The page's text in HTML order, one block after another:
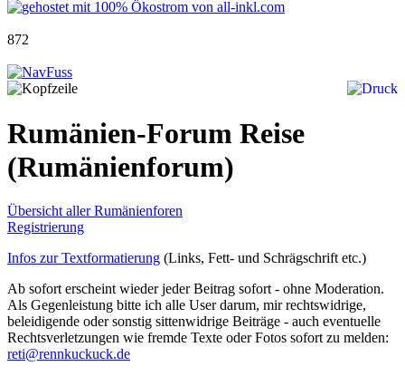
872
Rumänien-Forum Reise
(Rumänienforum)
Übersicht aller Rumänienforen
Registrierung
Infos zur Textformatierung (Links, Fett- und Schrägschrift etc.)
Ab sofort erscheint wieder jeder Beitrag sofort - ohne Moderation.
Als Gegenleistung bitte ich alle User darum, mir rechtswidrige,
beleidigende oder sonstig sittenwidrige Beiträge - auch eventuelle
Rechtsverletzungen wie fremde Texte oder Fotos sofort zu melden:
reti@rennkuckuck.de